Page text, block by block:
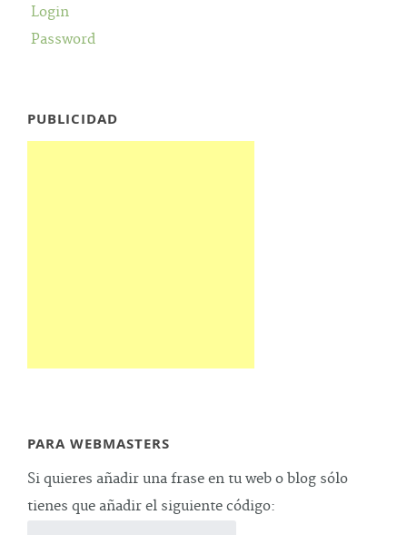
Login
Password
PUBLICIDAD
PARA WEBMASTERS
Si quieres añadir una frase en tu web o blog sólo
tienes que añadir el siguiente código: